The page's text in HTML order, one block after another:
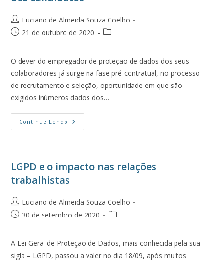
Luciano de Almeida Souza Coelho
21 de outubro de 2020
O dever do empregador de proteção de dados dos seus
colaboradores já surge na fase pré-contratual, no processo
de recrutamento e seleção, oportunidade em que são
exigidos inúmeros dados dos…
Continue Lendo
LGPD e o impacto nas relações
trabalhistas
Luciano de Almeida Souza Coelho
30 de setembro de 2020
A Lei Geral de Proteção de Dados, mais conhecida pela sua
sigla – LGPD, passou a valer no dia 18/09, após muitos